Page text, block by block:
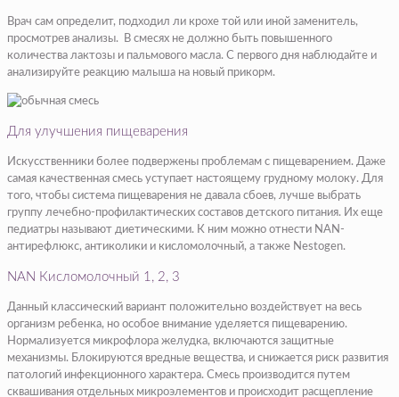
Врач сам определит, подходил ли крохе той или иной заменитель,
просмотрев анализы. В смесях не должно быть повышенного
количества лактозы и пальмового масла. С первого дня наблюдайте и
анализируйте реакцию малыша на новый прикорм.
Для улучшения пищеварения
Искусственники более подвержены проблемам с пищеварением. Даже
самая качественная смесь уступает настоящему грудному молоку. Для
того, чтобы система пищеварения не давала сбоев, лучше выбрать
группу лечебно-профилактических составов детского питания. Их еще
педиатры называют диетическими. К ним можно отнести NAN-
антирефлюкс, антиколики и кисломолочный, а также Nestogen.
NAN Кисломолочный 1, 2, 3
Данный классический вариант положительно воздействует на весь
организм ребенка, но особое внимание уделяется пищеварению.
Нормализуется микрофлора желудка, включаются защитные
механизмы. Блокируются вредные вещества, и снижается риск развития
патологий инфекционного характера. Смесь производится путем
сквашивания отдельных микроэлементов и происходит расщепление